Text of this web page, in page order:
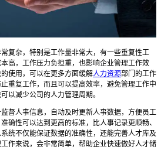
复杂，特别是工作量非常大，有一些重复性工
高，工作压力负担重，也影响企业管理工作效
使用，可以在更多方面缓解人力资源部门的工作
重复工作，而且可以提高效率，避免管理工作中
以减少公司的人力管理周期。
督人事信息，自动及时更新人事数据，方便员工
确性可以达到更高的标准，比人事记录更顺畅、
统不仅能保证数据的准确性，还能完善人才库及
作来说，会非常简单，帮助企业快速做好人才储